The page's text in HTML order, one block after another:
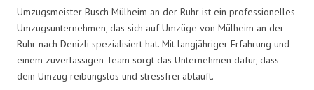
Umzugsmeister Busch Mülheim an der Ruhr ist ein professionelles
Umzugsunternehmen, das sich auf Umzüge von Mülheim an der
Ruhr nach Denizli spezialisiert hat. Mit langjähriger Erfahrung und
einem zuverlässigen Team sorgt das Unternehmen dafür, dass
dein Umzug reibungslos und stressfrei abläuft.